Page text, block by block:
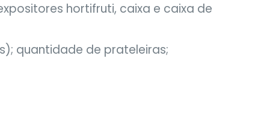
hortifruti, caixa e caixa de
quantidade de prateleiras;